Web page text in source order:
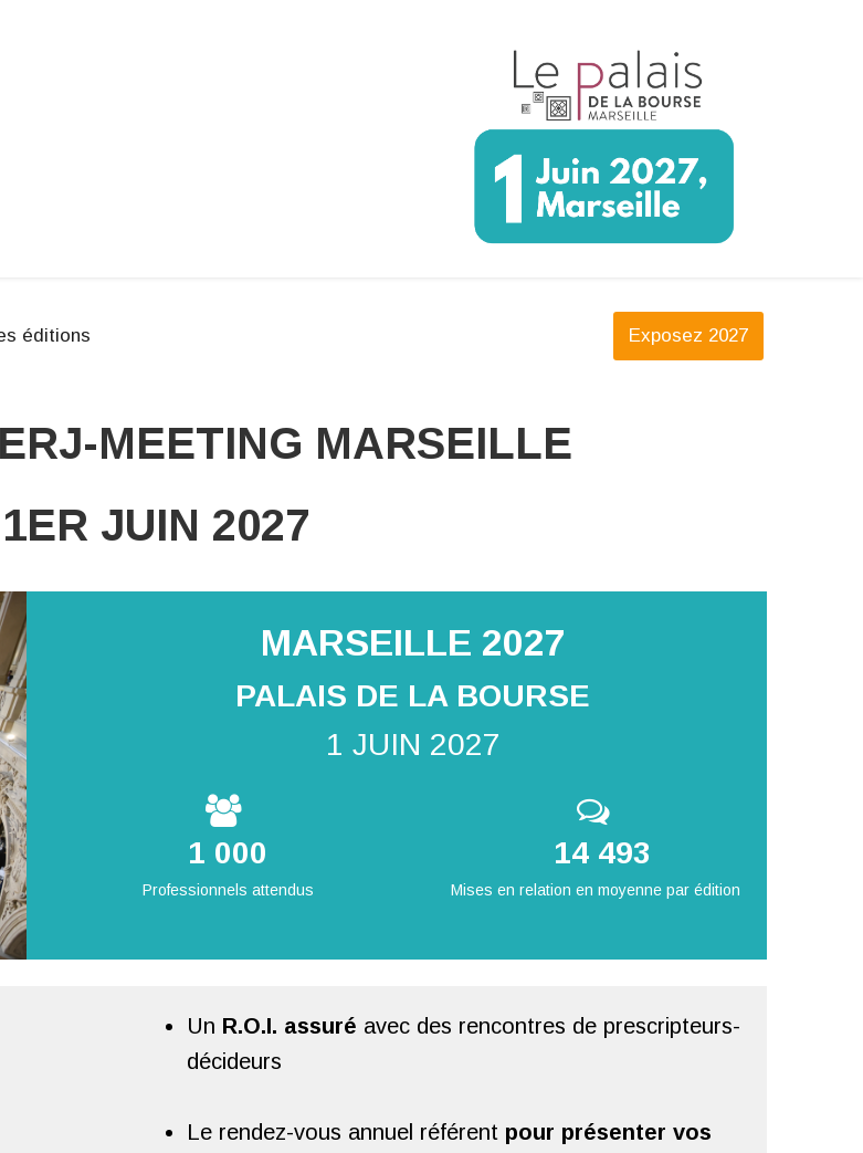
éditions Exposez 2027
MEETING MARSEILLE
JUIN 2027
MARSEILLE 2027
PALAIS DE LA BOURSE
1 JUIN 2027
1 000
Professionnels attendus
14 493
Mises en relation en moyenne par édition
Un R.O.I. assuré avec des rencontres de prescripteurs-
décideurs
Le rendez-vous annuel référent pour présenter vos